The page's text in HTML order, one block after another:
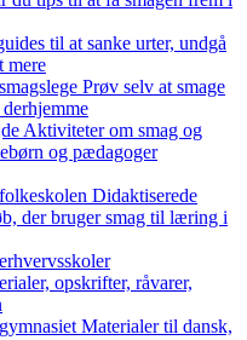
til at sanke urter, undgå
mere
Prøv selv at smage
Aktiviteter om smag og
og pædagoger
Didaktiserede
der bruger smag til læring i
opskrifter, råvarer,
Materialer til dansk,